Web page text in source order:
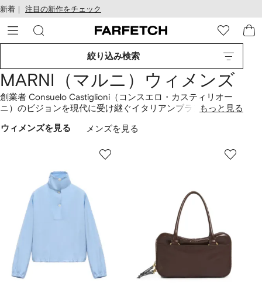
テ
ン
ツ
す
る
お
け
る
シ
ビ
リ
テ
新着｜ 注目の新作をチェック
絞り込み検索
MARNI（マルニ）ウィメンズ
創業者 Consuelo Castiglioni（コンスエロ・カスティリオー
ニ）のビジョンを現代に受け継ぐイタリアンブランド、
Risso（フランチェスコ・リッソ）が見事にまとめ上げる秀逸
トが人気のバッグや、鮮やかなプリントが目を引くウェア、
もっと見る
ウィメンズを見る メンズを見る